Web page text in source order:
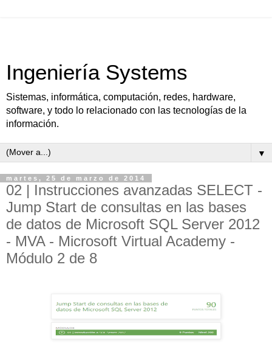
Ingeniería Systems
Sistemas, informática, computación, redes, hardware,
software, y todo lo relacionado con las tecnologías de la
información.
▼
martes, 25 de marzo de 2014
02 | Instrucciones avanzadas SELECT -
Jump Start de consultas en las bases
de datos de Microsoft SQL Server 2012
- MVA - Microsoft Virtual Academy -
Módulo 2 de 8